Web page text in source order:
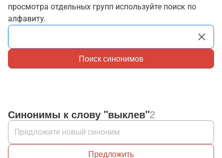
просмотра отдельных групп используйте поиск по
алфавиту.
Поиск синонимов
Синонимы к слову "выклев"2
Предложить